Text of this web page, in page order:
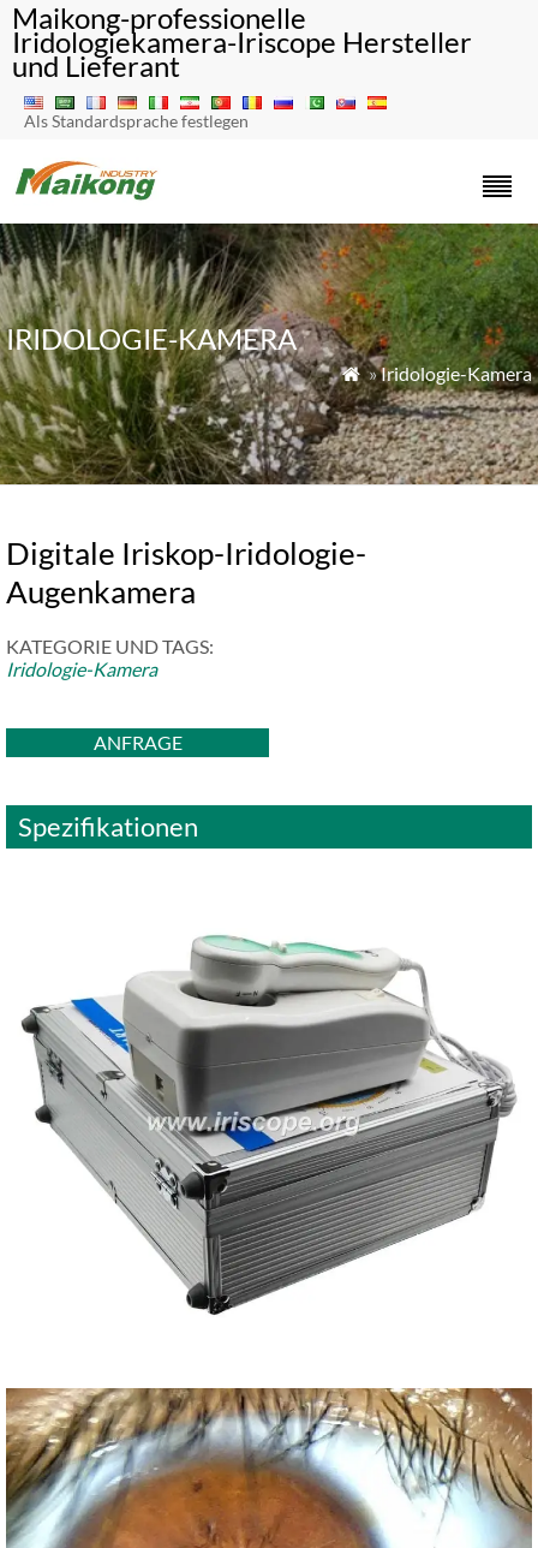
Maikong-professionelle
Iridologiekamera-Iriscope Hersteller
und Lieferant
Als Standardsprache festlegen
IRIDOLOGIE-KAMERA
 »Iridologie-Kamera
Digitale Iriskop-Iridologie-
Augenkamera
KATEGORIE UND TAGS:
Iridologie-Kamera
ANFRAGE
Spezifikationen